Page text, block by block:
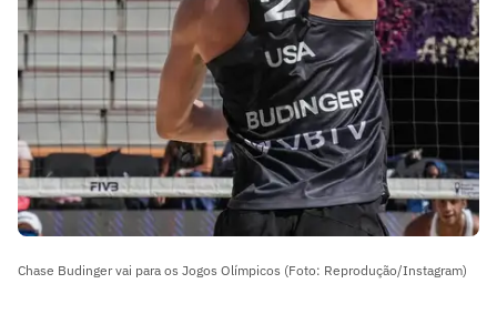
Chase Budinger vai para os Jogos Olímpicos (Foto: Reprodução/Instagram)